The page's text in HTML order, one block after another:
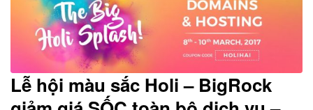
Lễ hội màu sắc Holi – BigRock